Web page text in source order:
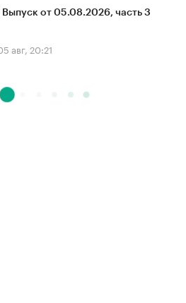
от 05.08.2026, часть 3
авг, 20:21